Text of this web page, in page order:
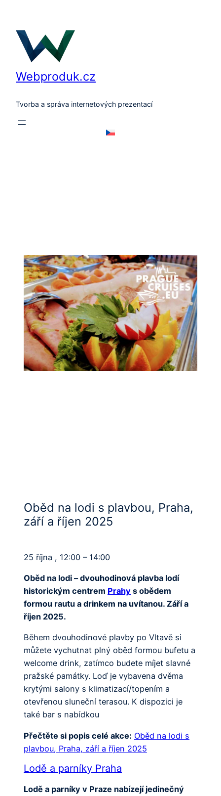
obsah
Webproduk.cz
Tvorba a správa internetových prezentací
Oběd na lodi s plavbou, Praha,
září a říjen 2025
25 října , 12:00 – 14:00
Oběd na lodi – dvouhodinová plavba lodí
historickým centrem Prahy s obědem
formou rautu a drinkem na uvítanou. Září a
říjen 2025.
Během dvouhodinové plavby po Vltavě si
můžete vychutnat plný oběd formou bufetu a
welcome drink, zatímco budete míjet slavné
pražské památky. Loď je vybavena dvěma
krytými salony s klimatizací/topením a
otevřenou sluneční terasou. K dispozici je
také bar s nabídkou
Přečtěte si popis celé akce: Oběd na lodi s
plavbou, Praha, září a říjen 2025
Lodě a parníky Praha
Lodě a parníky v Praze nabízejí jedinečný